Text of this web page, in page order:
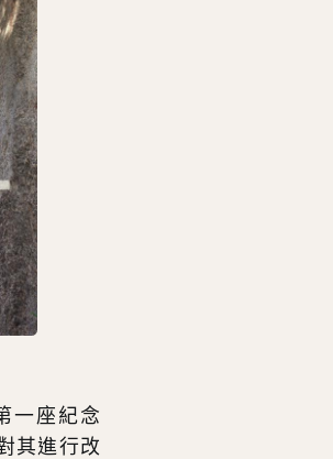
一座紀念
其進行改